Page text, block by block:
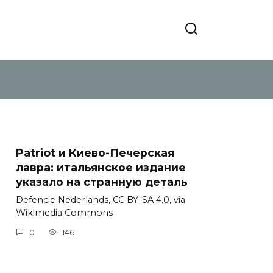
Patriot и Киево-Печерская
лавра: итальянское издание
указало на странную деталь
Defencie Nederlands, CC BY-SA 4.0, via
Wikimedia Commons
0 146